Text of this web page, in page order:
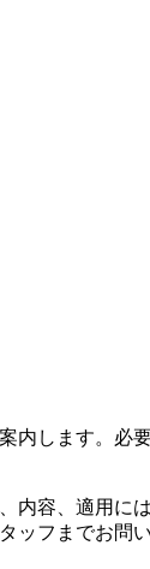
内します。必
内容、適用に
ッフまでお問